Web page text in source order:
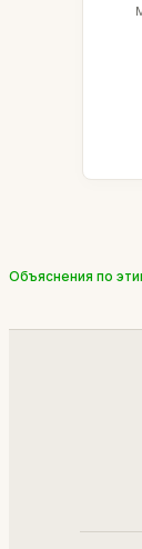
Объяснения по